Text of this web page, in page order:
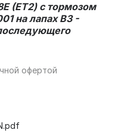
(ET2) с тормозом
на лапах В3 -
офертой